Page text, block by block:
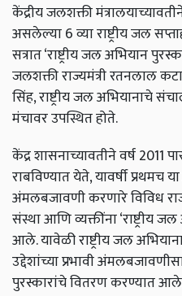
केंद्रीय जलशक्ती
असलेल्या 6 व्या राष्ट्रीय जल
सत्रात ‘राष्ट्रीय जल अभियान
जलशक्ती राज्यमंत्री रतनलाल
सिंह, राष्ट्रीय जल अभियानाचे
मंचावर उपस्थित होते.
केंद्र शासनाच्यावतीने वर्ष 2011
राबविण्यात येते, यावर्षी प्रथमच
अंमलबजावणी करणारे विविध
संस्था आणि व्यक्तींना ‘राष्ट्रीय
आले. यावेळी राष्ट्रीय जल
उद्देशांच्या प्रभावी
पुरस्कारांचे वितरण करण्यात